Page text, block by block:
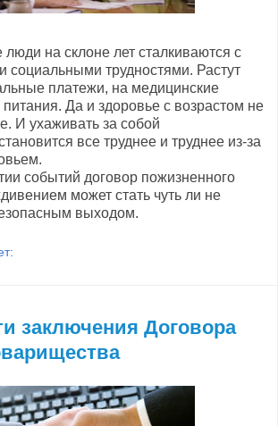
люди на склоне лет сталкиваются с
социальными трудностями. Растут
платежи, на медицинские
питания. Да и здоровье с возрастом не
И ухаживать за собой
все труднее и труднее из-за
событий договор пожизненного
может стать чуть ли не
выходом.
заключения Договора